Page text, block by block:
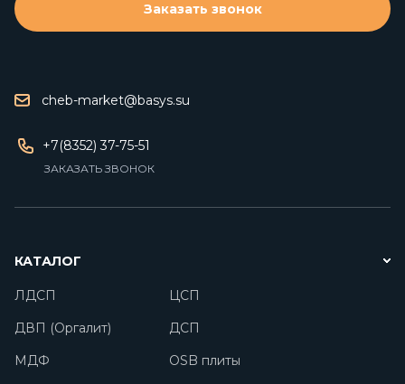
cheb-market@basys.su
+7(8352) 37-75-51
ЗАКАЗАТЬ ЗВОНОК
Заказать звонок
КАТАЛОГ
ЛДСП
ЦСП
ДВП (Оргалит)
ДСП
МДФ
OSB плиты